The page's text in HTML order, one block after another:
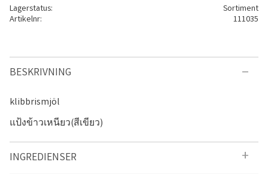
Lagerstatus
Sortiment
Artikelnr
111035
BESKRIVNING
klibbrismjöl
แป้งข้าวเหนียว(สีเขียว)
INGREDIENSER